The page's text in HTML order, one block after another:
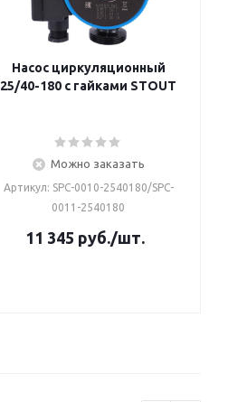
Насос циркуляционный
25/40-180 с гайками STOUT
Можно заказать
Артикул: SPC-0010-2540180/SPC-
0011-2540180
11 345 руб./шт.